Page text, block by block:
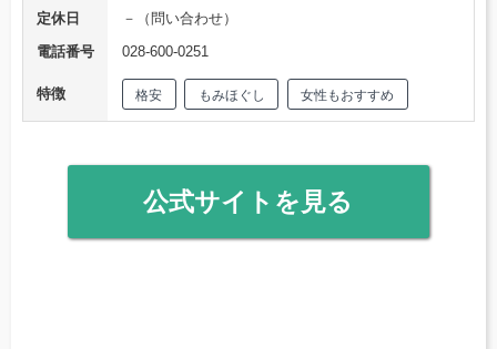
定休日
－（問い合わせ）
電話番号
028-600-0251
特徴 格安 もみほぐし 女性もおすすめ
公式サイトを見る